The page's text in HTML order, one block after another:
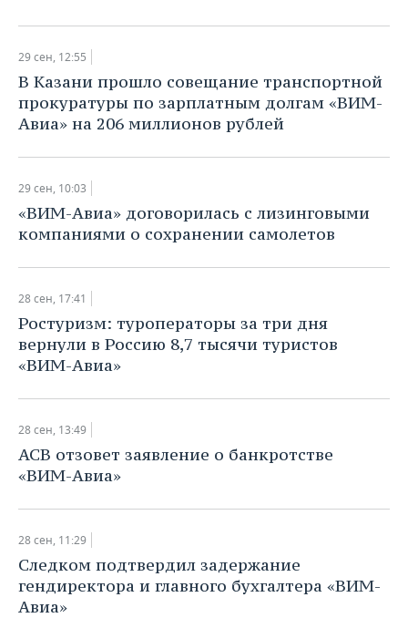
29 сен, 12:55
В Казани прошло совещание транспортной
прокуратуры по зарплатным долгам «ВИМ-
Авиа» на 206 миллионов рублей
29 сен, 10:03
«ВИМ-Авиа» договорилась с лизинговыми
компаниями о сохранении самолетов
28 сен, 17:41
Ростуризм: туроператоры за три дня
вернули в Россию 8,7 тысячи туристов
«ВИМ-Авиа»
28 сен, 13:49
АСВ отзовет заявление о банкротстве
«ВИМ-Авиа»
28 сен, 11:29
Следком подтвердил задержание
гендиректора и главного бухгалтера «ВИМ-
Авиа»